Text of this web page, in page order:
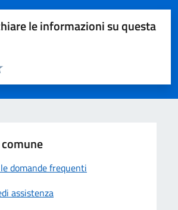
le informazioni su questa
pagina
5 stelle su 5
stelle su 5
su 5
su 5
domande frequenti
assistenza